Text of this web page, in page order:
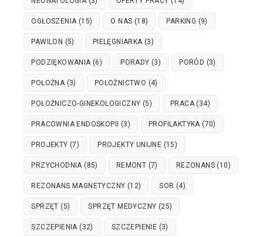
OGŁOSZENIA(15) O NAS (18) PARKING (9)
PAWILON (5) PIELĘGNIARKA(3)
PODZIĘKOWANIA(6) PORADY (3) PORÓD (3)
POŁOŻNA(3) POŁOŻNICTWO (4)
POŁOŻNICZO-GINEKOLOGICZNY (5) PRACA(34)
PRACOWNIA ENDOSKOPII (3) PROFILAKTYKA(70)
PROJEKTY (7) PROJEKTY UNIJNE (15)
PRZYCHODNIA(85) REMONT (7) REZONANS (10)
REZONANS MAGNETYCZNY (12) SOR (4)
SPRZĘT (5) SPRZĘT MEDYCZNY (25)
SZCZEPIENIA(32) SZCZEPIENIE (3)